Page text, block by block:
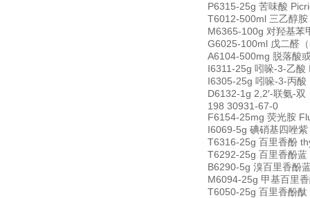
P6315-25g 苦味酸
T6012-500ml 三乙醇
M6365-100g 对羟基苯
G6025-100ml 戊二醛
A6104-500mg 脱落酸
I6311-25g 吲哚-3-乙
I6305-25g 吲哚-3-丙
D6132-1g 2,2′-联氨-
198 30931-67-0
F6154-25mg 荧光胺
I6069-5g 碘硝基四唑
T6316-25g 百里香酚
T6292-25g 百里香酚
B6290-5g 溴百里香酚
M6094-25g 甲基百里
T6050-25g 百里香酚